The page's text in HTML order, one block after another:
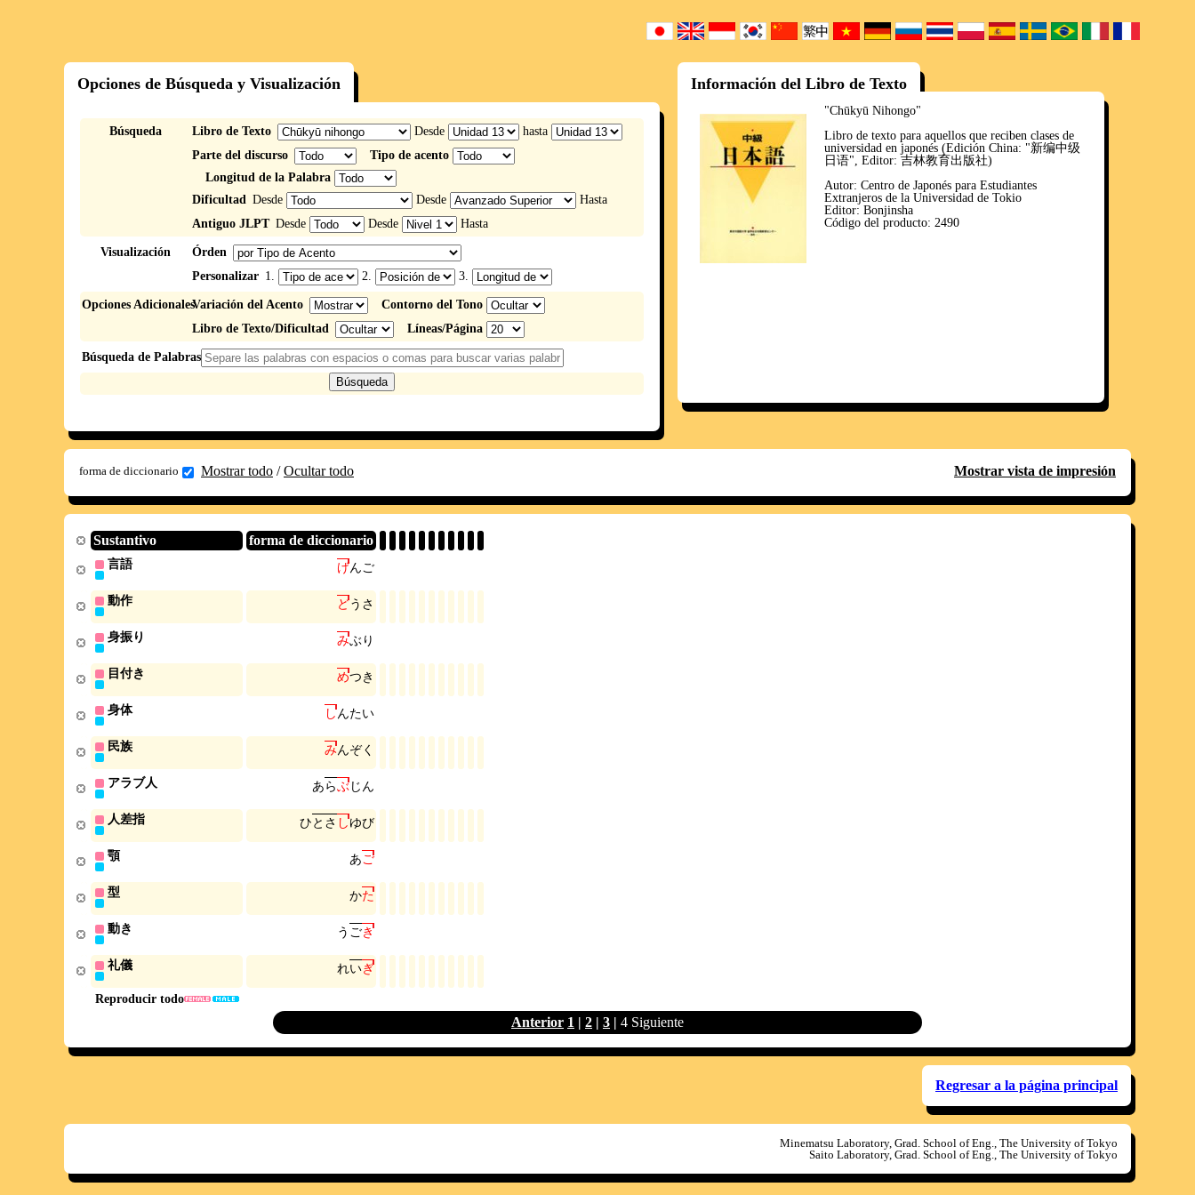
Opciones de Búsqueda y Visualización
Búsqueda Libro de Texto Desde
hasta
Parte del discurso
Tipo de acento
Longitud de la Palabra
Dificultad Desde Desde
Hasta
Antiguo JLPT Desde Desde Hasta
Visualización
Órden
Personalizar 1. 2. 3.
Opciones AdicionalesVariación del Acento
Contorno del Tono
Libro de Texto/Dificultad
Líneas/Página
Búsqueda de Palabras
Información del Libro de Texto
"Chūkyū Nihongo"
Libro de texto para aquellos que reciben clases de
universidad en japonés (Edición China: "新编中级
日语", Editor: 吉林教育出版社)
Autor: Centro de Japonés para Estudiantes
Extranjeros de la Universidad de Tokio
Editor: Bonjinsha
Código del producto: 2490
forma de diccionario Mostrar todo /Ocultar todo Mostrar vista de impresión
Sustantivo forma de diccionario
Reproducir todo
言語 げんご
動作 どう さ
身振り みぶ り
目付き めつき
身体 しんたい
民族 みんぞく
アラブ人 あらぶじ ん
人差指 ひと さ しゆび
顎 あご
型 かた
動き う ごき
礼儀 れいぎ
Anterior 1 | 2 | 3 | 4 Siguiente
Regresar a la página principal
Minematsu Laboratory, Grad. School of Eng., The University of Tokyo
Saito Laboratory, Grad. School of Eng., The University of Tokyo